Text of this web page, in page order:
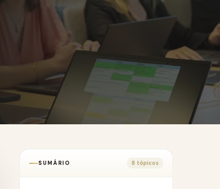
SUMÁRIO 8 tópicos